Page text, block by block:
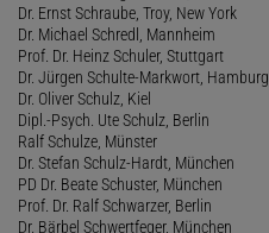
Dr. Ernst Schraube, Troy, New York
Dr. Michael Schredl, Mannheim
Prof. Dr. Heinz Schuler, Stuttgart
Dr. Jürgen Schulte-Markwort, Hamburg
Dr. Oliver Schulz, Kiel
Dipl.-Psych. Ute Schulz, Berlin
Ralf Schulze, Münster
Dr. Stefan Schulz-Hardt, München
PD Dr. Beate Schuster, München
Prof. Dr. Ralf Schwarzer, Berlin
Dr. Bärbel Schwertfeger, München